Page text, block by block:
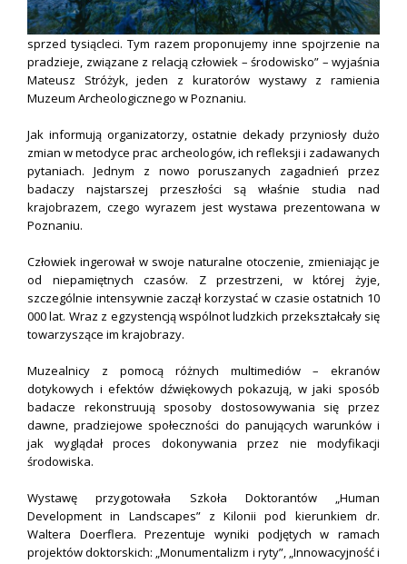
sprzed tysiącleci. Tym razem proponujemy inne spojrzenie na
pradzieje, związane z relacją człowiek – środowisko” – wyjaśnia
Mateusz Stróżyk, jeden z kuratorów wystawy z ramienia
Muzeum Archeologicznego w Poznaniu.
Jak informują organizatorzy, ostatnie dekady przyniosły dużo
zmian w metodyce prac archeologów, ich refleksji i zadawanych
pytaniach. Jednym z nowo poruszanych zagadnień przez
badaczy najstarszej przeszłości są właśnie studia nad
krajobrazem, czego wyrazem jest wystawa prezentowana w
Poznaniu.
Człowiek ingerował w swoje naturalne otoczenie, zmieniając je
od niepamiętnych czasów. Z przestrzeni, w której żyje,
szczególnie intensywnie zaczął korzystać w czasie ostatnich 10
000 lat. Wraz z egzystencją wspólnot ludzkich przekształcały się
towarzyszące im krajobrazy.
Muzealnicy z pomocą różnych multimediów – ekranów
dotykowych i efektów dźwiękowych pokazują, w jaki sposób
badacze rekonstruują sposoby dostosowywania się przez
dawne, pradziejowe społeczności do panujących warunków i
jak wyglądał proces dokonywania przez nie modyfikacji
środowiska.
Wystawę przygotowała Szkoła Doktorantów „Human
Development in Landscapes” z Kilonii pod kierunkiem dr.
Waltera Doerflera. Prezentuje wyniki podjętych w ramach
projektów doktorskich: „Monumentalizm i ryty”, „Innowacyjność i